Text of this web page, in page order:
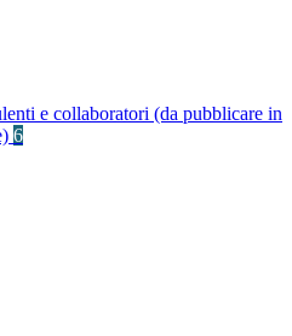
e collaboratori (da pubblicare in
6